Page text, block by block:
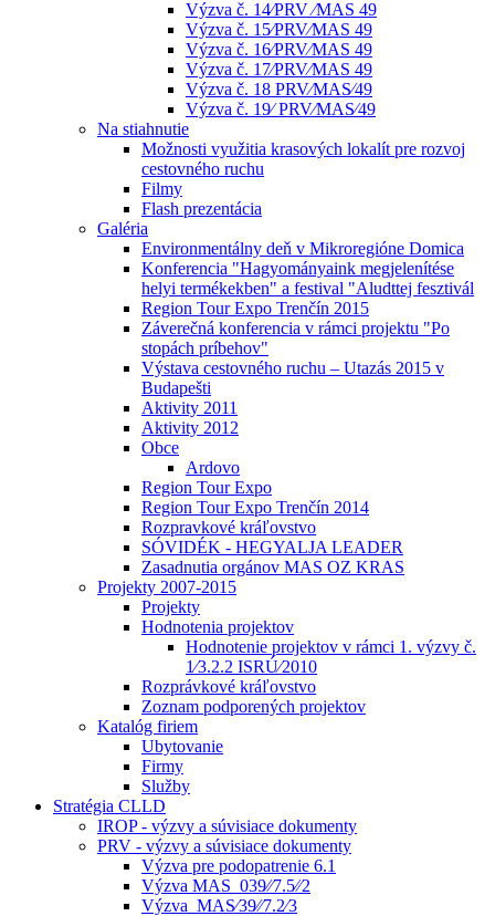
Výzva č. 14⁄PRV ⁄MAS 49
Výzva č. 15⁄PRV⁄MAS 49
Výzva č. 16⁄PRV⁄MAS 49
Výzva č. 17⁄PRV⁄MAS 49
Výzva č. 18 PRV⁄MAS⁄49
Výzva č. 19⁄ PRV⁄MAS⁄49
Na stiahnutie
Možnosti využitia krasových lokalít pre rozvoj
cestovného ruchu
Filmy
Flash prezentácia
Galéria
Environmentálny deň v Mikroregióne Domica
Konferencia "Hagyományaink megjelenítése
helyi termékekben" a festival "Aludttej fesztivál
Region Tour Expo Trenčín 2015
Záverečná konferencia v rámci projektu "Po
stopách príbehov"
Výstava cestovného ruchu – Utazás 2015 v
Budapešti
Aktivity 2011
Aktivity 2012
Obce
Ardovo
Region Tour Expo
Region Tour Expo Trenčín 2014
Rozpravkové kráľovstvo
SÓVIDÉK - HEGYALJA LEADER
Zasadnutia orgánov MAS OZ KRAS
Projekty 2007-2015
Projekty
Hodnotenia projektov
Hodnotenie projektov v rámci 1. výzvy č.
1⁄3.2.2 ISRÚ⁄2010
Rozprávkové kráľovstvo
Zoznam podporených projektov
Katalóg firiem
Ubytovanie
Firmy
Služby
Stratégia CLLD
IROP - výzvy a súvisiace dokumenty
PRV - výzvy a súvisiace dokumenty
Výzva pre podopatrenie 6.1
Výzva MAS_039⁄⁄7.5⁄⁄2
Výzva_MAS⁄39⁄⁄7.2⁄3